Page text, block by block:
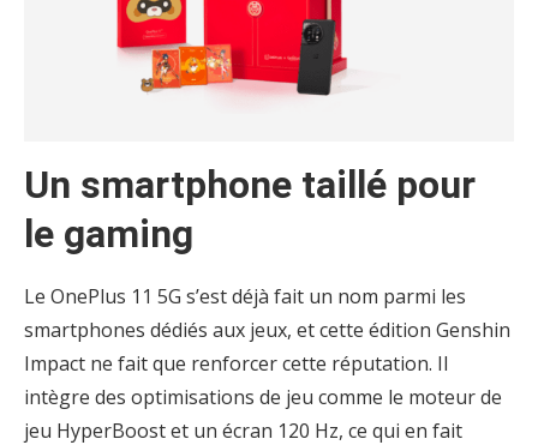
Un smartphone taillé pour
le gaming
Le OnePlus 11 5G s’est déjà fait un nom parmi les
smartphones dédiés aux jeux, et cette édition Genshin
Impact ne fait que renforcer cette réputation. Il
intègre des optimisations de jeu comme le moteur de
jeu HyperBoost et un écran 120 Hz, ce qui en fait